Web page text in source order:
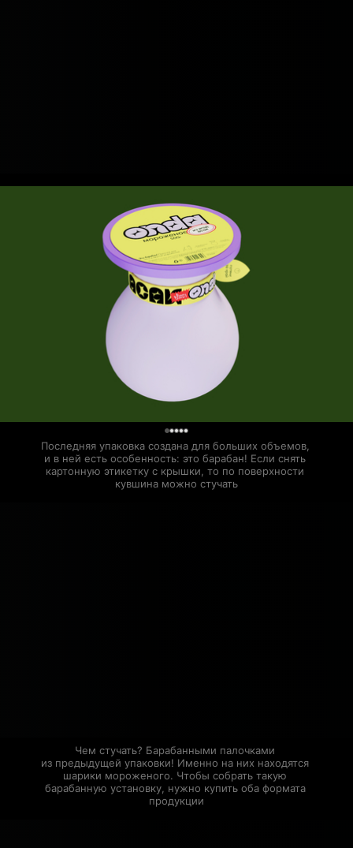
Последняя упаковка создана для больших объемов,
и в ней есть особенность: это барабан! Если снять
картонную этикетку с крышки, то по поверхности
кувшина можно стучать
Чем стучать? Барабанными палочками
из предыдущей упаковки! Именно на них находятся
шарики мороженого. Чтобы собрать такую
барабанную установку, нужно купить оба формата
продукции